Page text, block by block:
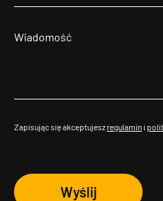
Zapisując się akceptujesz regulamin i
Wyślij